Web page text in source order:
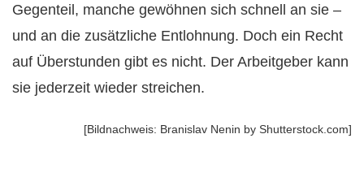
Gegenteil, manche gewöhnen sich schnell an sie –
und an die zusätzliche Entlohnung. Doch ein Recht
auf Überstunden gibt es nicht. Der Arbeitgeber kann
sie jederzeit wieder streichen.
[Bildnachweis: Branislav Nenin by Shutterstock.com]